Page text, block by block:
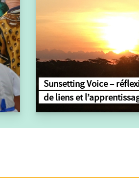
Sunsetting Voice –
de liens et